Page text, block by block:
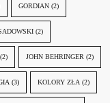
GORDIAN (2)
(2)
(2) JOHN BEHRINGER (2)
(3) KOLORY ZŁA (2)